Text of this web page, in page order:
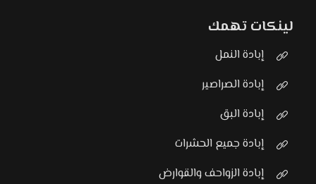
لينكات تهمك
إبادة النمل
إبادة الصراصير
إبادة البق
إبادة جميع الحشرات
إبادة الزواحف والقوارض